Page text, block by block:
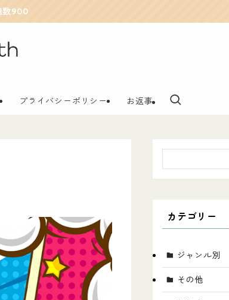
900
プライバシーポリシー お返事
カテゴリー
ジャンル別
その他